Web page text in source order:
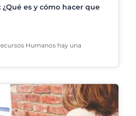
¿Qué es y cómo hacer que
Humanos hay una